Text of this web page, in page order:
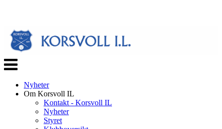
Veksle
navigasjon
Nyheter
Om Korsvoll IL
Kontakt - Korsvoll IL
Nyheter
Styret